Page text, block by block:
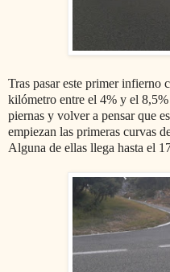
Tras pasar este primer infierno
kilómetro entre el 4% y el
piernas y volver a pensar que
empiezan las primeras curvas
Alguna de ellas llega hasta el